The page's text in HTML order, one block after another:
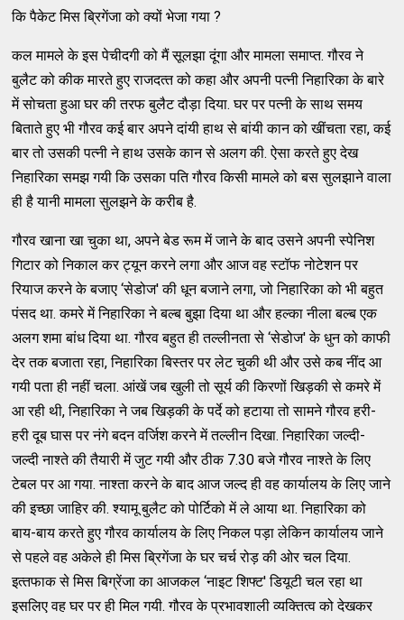
कि पैकेट मिस ब्रिगेंजा को क्‍यों भेजा गया ?
कल मामले के इस पेचीदगी को मैं सूलझा दूंगा और मामला समाप्‍त. गौरव ने
बुलैट को कीक मारते हुए राजदत्‍त को कहा और अपनी पत्‍नी निहारिका के बारे
में सोचता हुआ घर की तरफ बुलैट दौड़ा दिया. घर पर पत्‍नी के साथ समय
बिताते हुए भी गौरव कई बार अपने दांयी हाथ से बांयी कान को खींचता रहा, कई
बार तो उसकी पत्‍नी ने हाथ उसके कान से अलग की. ऐसा करते हुए देख
निहारिका समझ गयी कि उसका पति गौरव किसी मामले को बस सुलझाने वाला
ही है यानी मामला सुलझने के करीब है.
गौरव खाना खा चुका था, अपने बेड रूम में जाने के बाद उसने अपनी स्‍पेनिश
गिटार को निकाल कर ट्यून करने लगा और आज वह स्‍टॉफ नोटेशन पर
रियाज करने के बजाए ‘सेडोज' की धून बजाने लगा, जो निहारिका को भी बहुत
पंसद था. कमरे में निहारिका ने बल्‍ब बुझा दिया था और हल्‍का नीला बल्‍ब एक
अलग शमा बांध दिया था. गौरव बहुत ही तल्‍लीनता से ‘सेडोज' के धुन को काफी
देर तक बजाता रहा, निहारिका बिस्‍तर पर लेट चुकी थी और उसे कब नींद आ
गयी पता ही नहीं चला. आंखें जब खुली तो सूर्य की किरणों खिड़की से कमरे में
आ रही थी, निहारिका ने जब खिड़की के पर्दे को हटाया तो सामने गौरव हरी-
हरी दूब घास पर नंगे बदन वर्जिश करने में तल्‍लीन दिखा. निहारिका जल्‍दी-
जल्‍दी नाश्‍ते की तैयारी में जुट गयी और ठीक 7.30 बजे गौरव नाश्‍ते के लिए
टेबल पर आ गया. नाश्‍ता करने के बाद आज जल्‍द ही वह कार्यालय के लिए जाने
की इच्‍छा जाहिर की. श्‍यामू बुलैट को पोर्टिको में ले आया था. निहारिका को
बाय-बाय‍ करते हुए गौरव कार्यालय के लिए निकल पड़ा लेकिन कार्यालय जाने
से पहले वह अकेले ही मिस ब्रिगेंजा के घर चर्च रोड़ की ओर चल दिया.
इत्‍तफाक से मिस बिग्रेंजा का आजकल ‘नाइट शिफ्‍ट' डियूटी चल रहा था
इसलिए वह घर पर ही मिल गयी. गौरव के प्रभावशाली व्‍यक्‍तित्‍व को देखकर